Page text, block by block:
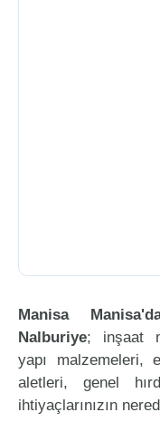
Manisa
Nalburiye; inşaat
yapı malzemeleri,
aletleri, genel
ihtiyaçlarınızın